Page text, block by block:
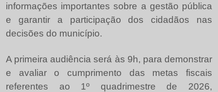
informações importantes sobre a gestão pública
e garantir a participação dos cidadãos nas
decisões do município.
A primeira audiência será às 9h, para demonstrar
e avaliar o cumprimento das metas fiscais
referentes ao 1º quadrimestre de 2026,